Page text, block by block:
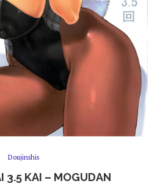
Doujinshis
3.5 KAI – MOGUDAN